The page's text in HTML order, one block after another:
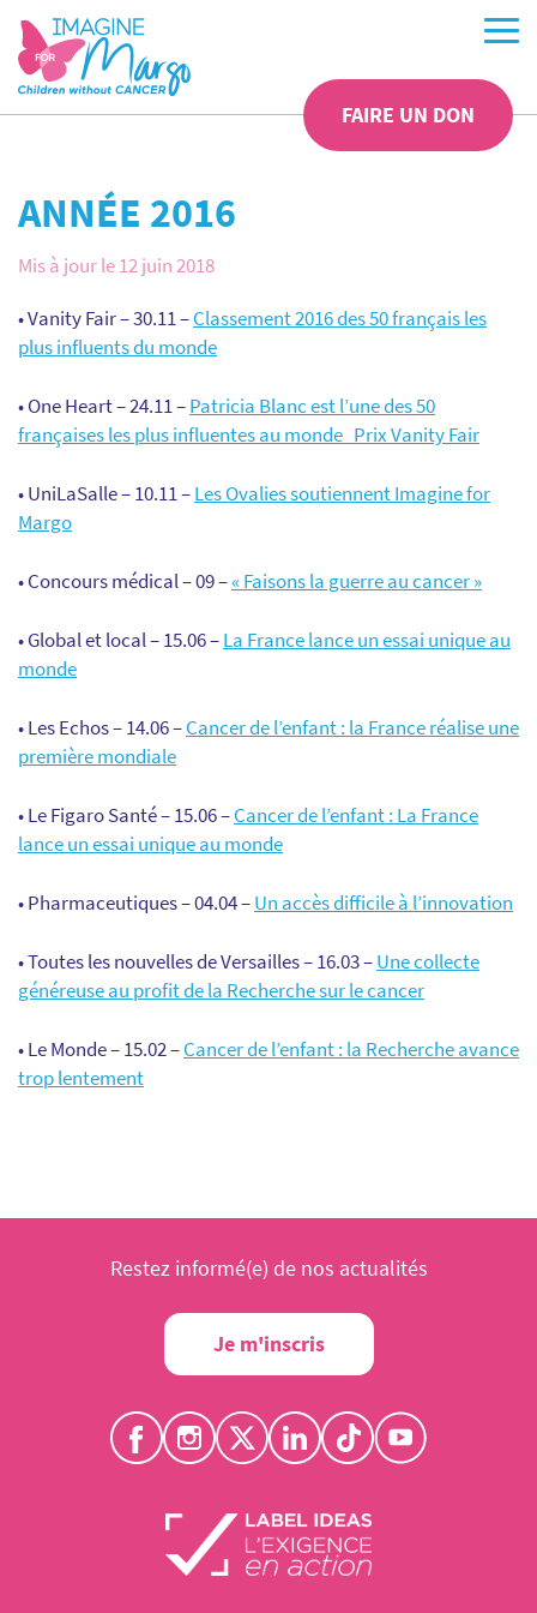
FAIRE UN DON
ANNÉE 2016
Mis à jour le 12 juin 2018
• Vanity Fair – 30.11 –Classement 2016 des 50 français les
plus influents du monde
• One Heart – 24.11 –Patricia Blanc est l’une des 50
françaises les plus influentes au monde_Prix Vanity Fair
• UniLaSalle – 10.11 –Les Ovalies soutiennent Imagine for
Margo
• Concours médical – 09 –« Faisons la guerre au cancer »
• Global et local – 15.06 –La France lance un essai unique au
monde
• Les Echos – 14.06 –Cancer de l’enfant : la France réalise une
première mondiale
• Le Figaro Santé – 15.06 –Cancer de l’enfant : La France
lance un essai unique au monde
• Pharmaceutiques – 04.04 –Un accès difficile à l’innovation
• Toutes les nouvelles de Versailles – 16.03 –Une collecte
généreuse au profit de la Recherche sur le cancer
• Le Monde – 15.02 –Cancer de l’enfant : la Recherche avance
trop lentement
Restez informé(e) de nos actualités
Je m'inscris